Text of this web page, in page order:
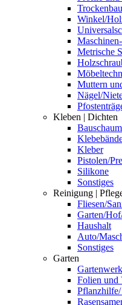
Winkel/
Metrische
Muttern
Nägel/
Kleben | Dichten
Bauschaum
Kleber
Pistolen/
Silikone
Sonstiges
Reinigung |
Fliesen/
Garten/
Haushalt
Auto/
Sonstiges
Garten
Folien und